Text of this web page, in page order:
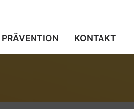
PRÄVENTION KONTAKT